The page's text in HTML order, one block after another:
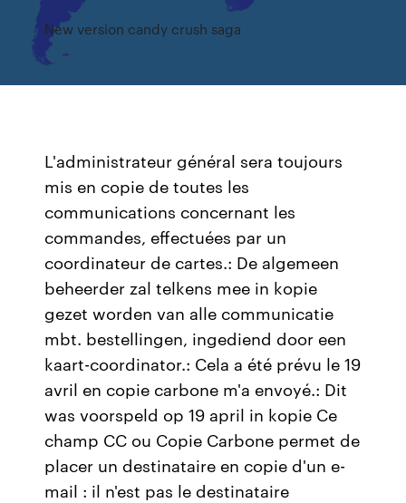
New version candy crush saga
L'administrateur général sera toujours
mis en copie de toutes les
communications concernant les
commandes, effectuées par un
coordinateur de cartes.: De algemeen
beheerder zal telkens mee in kopie
gezet worden van alle communicatie
mbt. bestellingen, ingediend door een
kaart-coordinator.: Cela a été prévu le 19
avril en copie carbone m'a envoyé.: Dit
was voorspeld op 19 april in kopie Ce
champ CC ou Copie Carbone permet de
placer un destinataire en copie d'un e-
mail : il n'est pas le destinataire